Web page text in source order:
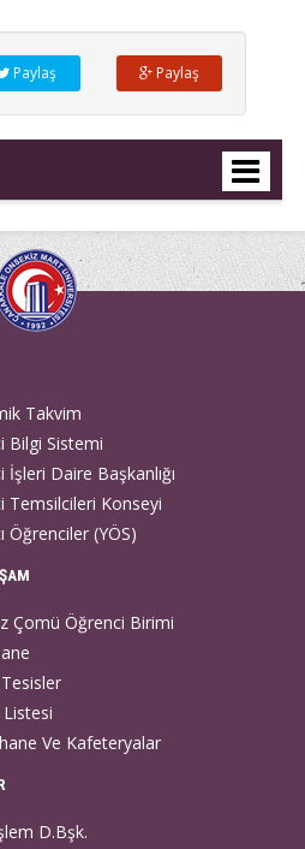
Paylaş Paylaş
Takvim
Bilgi Sistemi
İşleri Daire Başkanlığı
Temsilcileri Konseyi
Öğrenciler (YÖS)
Çomü Öğrenci Birimi
Ve Kafeteryalar
D.Bşk.